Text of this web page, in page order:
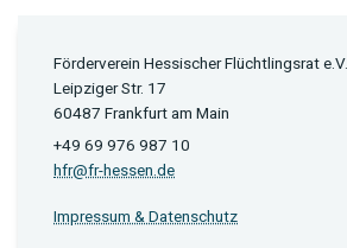
Förderverein Hessischer Flüchtlingsrat e.V.
Leipziger Str. 17
60487 Frankfurt am Main
+49 69 976 987 10
hfr@fr-hessen.de
Impressum & Datenschutz